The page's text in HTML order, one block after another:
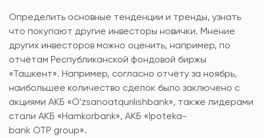
Определить основные тенденции и тренды, узнать
что покупают другие инвесторы новички. Мнение
других инвесторов можно оценить, например, по
отчётам Республиканской фондовой биржы
«Ташкент». Например, согласно отчёту за ноябрь,
наибольшее количество сделок было заключено с
акциями АКБ «O'zsanoatqurilishbank», также лидерами
стали АКБ «Hamkorbank», АКБ «Ipoteka-
bank OTP group».